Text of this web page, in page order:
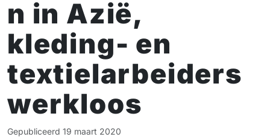
n in Azië,
kleding- en
textielarbeiders
werkloos
Gepubliceerd 19 maart 2020